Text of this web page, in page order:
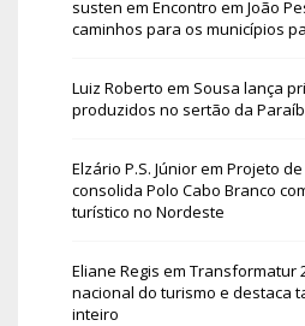
susten em Encontro em João
caminhos para os municípios
Luiz Roberto em Sousa lança
produzidos no sertão da
Elzário P.S. Júniorem Projeto de
consolida Polo Cabo Branco
turístico no Nordeste
Eliane Regis em Transformatur
nacional do turismo e destaca
inteiro